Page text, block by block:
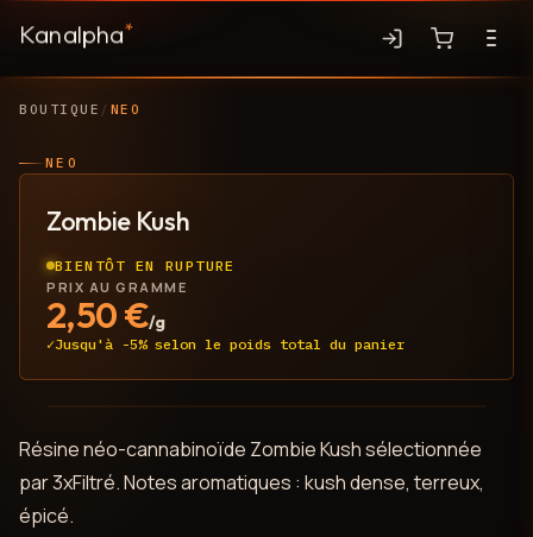
Kanalpha*
BOUTIQUE / NEO
JUSQU'À -5%
NEO
Zombie Kush
BIENTÔT EN RUPTURE
PRIX AU GRAMME
2,50€/g
Jusqu'à -5% selon le poids total du panier
Résine néo-cannabinoïde Zombie Kush sélectionnée
par 3xFiltré. Notes aromatiques : kush dense, terreux,
épicé.